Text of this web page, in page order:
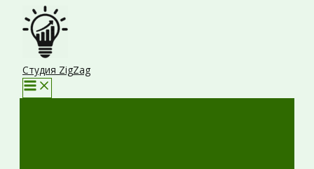
Перейти
содержимому
Студия ZigZag